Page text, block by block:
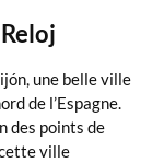
une belle ville
de l’Espagne.
des points de
ville